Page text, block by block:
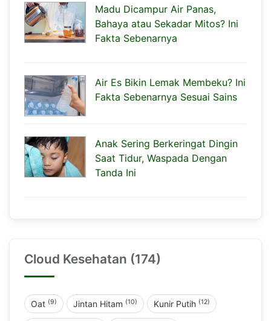
Madu Dicampur Air Panas,
Bahaya atau Sekadar Mitos? Ini
Fakta Sebenarnya
Air Es Bikin Lemak Membeku? Ini
Fakta Sebenarnya Sesuai Sains
Anak Sering Berkeringat Dingin
Saat Tidur, Waspada Dengan
Tanda Ini
Cloud Kesehatan (174)
Oat (9) Jintan Hitam (10) Kunir Putih (12)